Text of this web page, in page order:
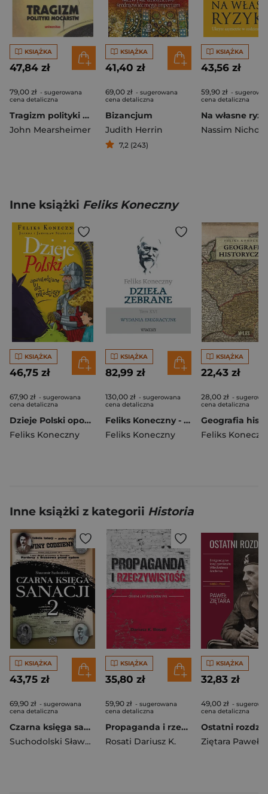
KSIĄŻKA
47,84 zł
79,00 zł - sugerowana
cena detaliczna
Tragizm polityki mocarstw
John Mearsheimer
KSIĄŻKA
41,40 zł
69,00 zł - sugerowana
cena detaliczna
Bizancjum
Judith Herrin
7,2 (243)
KSIĄŻKA
43,56 zł
59,90 zł -
cena detaliczna
Inne książki Feliks Koneczny
KSIĄŻKA
46,75 zł
67,90 zł - sugerowana
cena detaliczna
Dzieje Polski opowiedziane dla młodzieży wyd. 2026
Feliks Koneczny
KSIĄŻKA
82,99 zł
130,00 zł - sugerowana
cena detaliczna
Feliks Koneczny - Dzieła zebrane, t. XVI
Feliks Koneczny
KSIĄŻKA
22,43 zł
28,00 zł -
cena detaliczna
Feliks
Inne książki z kategorii Historia
KSIĄŻKA
43,75 zł
69,90 zł - sugerowana
cena detaliczna
Czarna księga sanacji 2
Suchodolski Sławomir
KSIĄŻKA
35,80 zł
59,90 zł - sugerowana
cena detaliczna
Propaganda i rzeczywistość. Osiem lat rządów PiS
Rosati Dariusz K.
KSIĄŻKA
32,83 zł
49,00 zł -
cena detaliczna
Ziętara Paweł